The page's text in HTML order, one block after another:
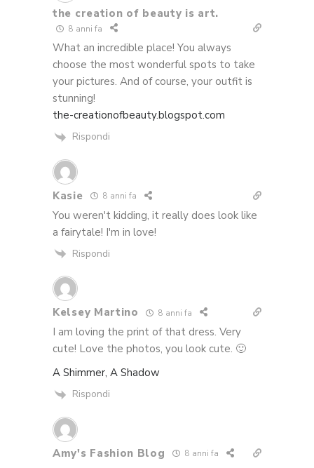
the creation of beauty is art.
8 anni fa
What an incredible place! You always
choose the most wonderful spots to take
your pictures. And of course, your outfit is
stunning!
the-creationofbeauty.blogspot.com
Rispondi
Kasie 8 anni fa
You weren't kidding, it really does look like
a fairytale! I'm in love!
Rispondi
Kelsey Martino 8 anni fa
I am loving the print of that dress. Very
cute! Love the photos, you look cute. 🙂
A Shimmer, A Shadow
Rispondi
Amy's Fashion Blog 8 anni fa